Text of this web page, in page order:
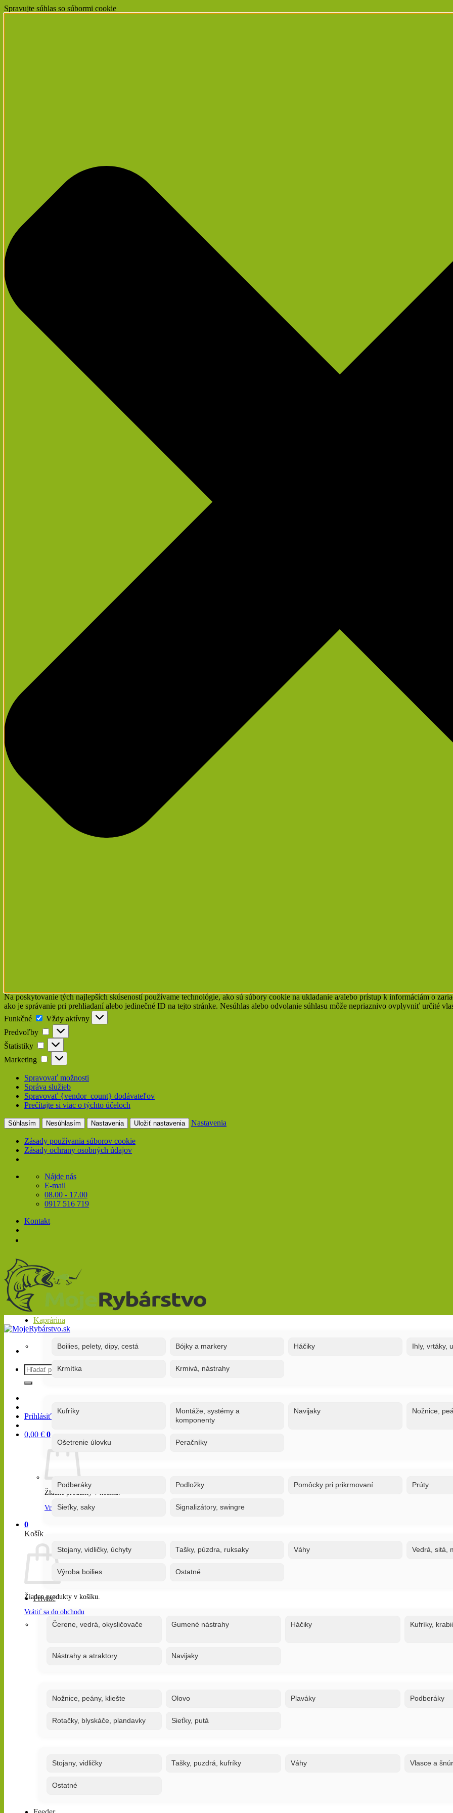
Spravujte súhlas so súbormi cookie
Na poskytovanie tých najlepších skúseností používame technológie, ako sú súbory cookie na ukladanie a/alebo prístup k informáciám o
ako je správanie pri prehliadaní alebo jedinečné ID na tejto stránke. Nesúhlas alebo odvolanie súhlasu môže nepriaznivo ovplyvniť určité
Funkčné
Funkčné
Vždy aktívny
Predvoľby
Predvoľby
Štatistiky Štatistiky
Marketing Marketing
Spravovať možnosti
Správa služieb
Spravovať {vendor_count} dodávateľov
Prečítajte si viac o týchto účeloch
Súhlasím Nesúhlasím Nastavenia Uložiť nastavenia Nastavenia
Zásady používania súborov cookie
Zásady ochrany osobných údajov
Skip
Nájde nás
E-mail
08.00 - 17.00
0917 516 719
Kontakt
Hľadať:
Prihlásiť / Registrovať
0,00 € 0
Žiadne produkty v košíku.
Vrátiť sa do obchodu
0
Košík
Žiadne produkty v košíku.
Vrátiť sa do obchodu
Kaprárina
Boilies, pelety, dipy, cestá Bójky a markery Háčiky Ihly, vrtáky,
Krmítka Krmivá, nástrahy
Kufríky
Montáže, systémy a
komponenty
Navijaky Nožnice,
Ošetrenie úlovku Peračníky
Podberáky Podložky Pomôcky pri prikrmovaní Prúty
Sieťky, saky Signalizátory, swingre
Stojany, vidličky, úchyty Tašky, púzdra, ruksaky Váhy Vedrá, sitá,
Výroba boilies Ostatné
Prívlač
Čerene, vedrá, okysličovače Gumené nástrahy Háčiky Kufríky,
Nástrahy a atraktory Navijaky
Nožnice, peány, kliešte Olovo Plaváky Podberáky
Rotačky, blyskáče, plandavky Sieťky, putá
Stojany, vidličky Tašky, puzdrá, kufríky Váhy Vlasce a
Ostatné